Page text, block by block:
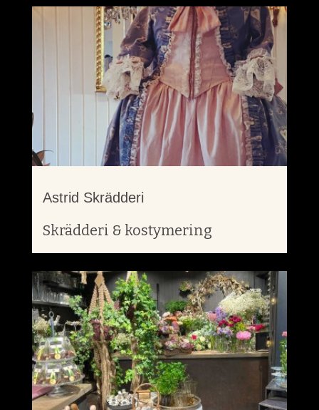
Astrid Skrädderi
Skrädderi & kostymering